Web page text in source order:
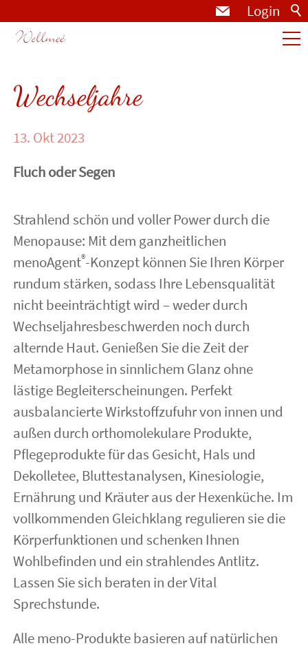
Login
Die Praxis
Aktuelles
Produkte
Behandlungen
PMU
Vital
Kontakt
Wechseljahre
13. Okt 2023
Fluch oder Segen
Strahlend schön und voller Power durch die
Menopause: Mit dem ganzheitlichen
menoAgent®-Konzept können Sie Ihren Körper
rundum stärken, sodass Ihre Lebensqualität
nicht beeinträchtigt wird – weder durch
Wechseljahresbeschwerden noch durch
alternde Haut. Genießen Sie die Zeit der
Metamorphose in sinnlichem Glanz ohne
lästige Begleiterscheinungen. Perfekt
ausbalancierte Wirkstoffzufuhr von innen und
außen durch orthomolekulare Produkte,
Pflegeprodukte für das Gesicht, Hals und
Dekolletee, Bluttestanalysen, Kinesiologie,
Ernährung und Kräuter aus der Hexenküche. Im
vollkommenden Gleichklang regulieren sie die
Körperfunktionen und schenken Ihnen
Wohlbefinden und ein strahlendes Antlitz.
Lassen Sie sich beraten in der Vital
Sprechstunde.
Alle meno-Produkte basieren auf natürlichen